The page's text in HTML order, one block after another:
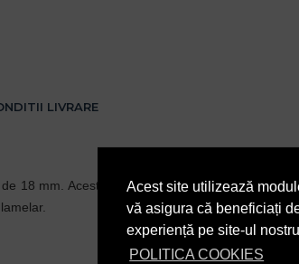
Acest site utilizează
vă asigura că beneficiați
experiență pe site-ul nostru
POLITICA COOKIES
LIVRARE
18 mm. Acest tip decuttereste prevazut cu